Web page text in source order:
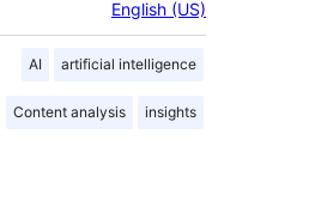
English (US)
AI artificial intelligence
Content analysis insights